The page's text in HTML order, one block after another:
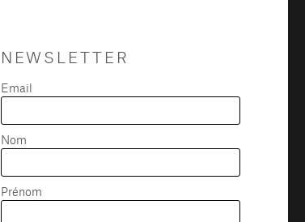
NEWSLETTER
Email
Nom
Prénom